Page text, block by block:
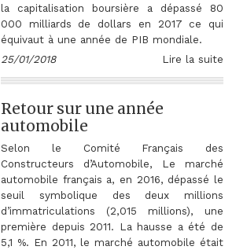
la capitalisation boursière a dépassé 80
000 milliards de dollars en 2017 ce qui
équivaut à une année de PIB mondiale.
25/01/2018
Lire la suite
Retour sur une année
automobile
Selon le Comité Français des
Constructeurs d’Automobile, Le marché
automobile français a, en 2016, dépassé le
seuil symbolique des deux millions
d’immatriculations (2,015 millions), une
première depuis 2011. La hausse a été de
5,1 %. En 2011, le marché automobile était